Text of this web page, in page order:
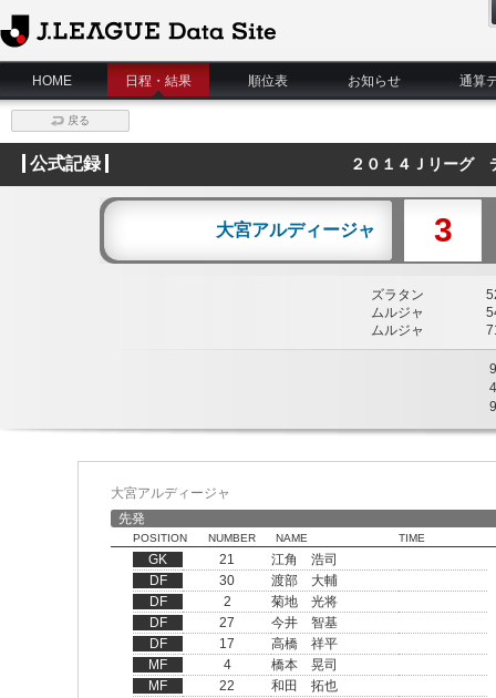
J.League Data Site
HOME
日程・結果 順位表 お知らせ 通算
戻る
公式記録 ２０１４Ｊリーグ
大宮アルディージャ 3
ズラタン
ムルジャ
ムルジャ
9
4
9
大宮アルディージャ
先発
POSITION NUMBER NAME TIME
GK 21
江角 浩司
DF
30
渡部 大輔
DF
2
菊地 光将
DF
27
今井 智基
DF
17
高橋 祥平
MF
4
橋本 晃司
MF
22
和田 拓也